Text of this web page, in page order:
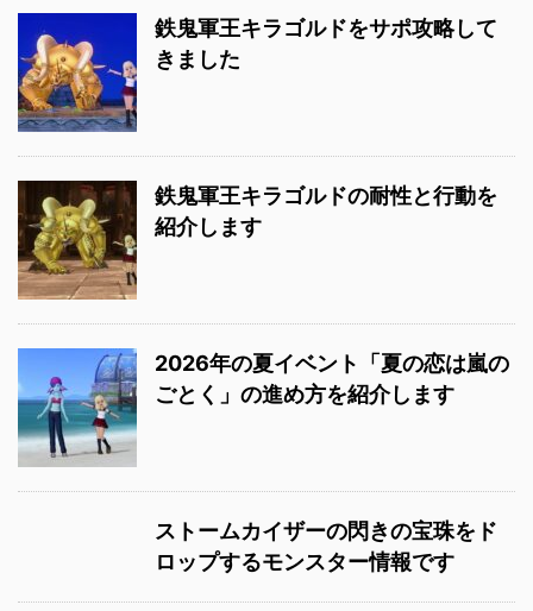
鉄鬼軍王キラゴルドをサポ攻略して
きました
鉄鬼軍王キラゴルドの耐性と行動を
紹介します
2026年の夏イベント「夏の恋は嵐の
ごとく」の進め方を紹介します
ストームカイザーの閃きの宝珠をド
ロップするモンスター情報です